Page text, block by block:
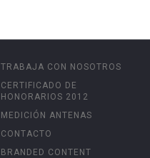
TRABAJA CON NOSOTROS
CERTIFICADO DE
HONORARIOS 2012
MEDICIÓN ANTENAS
CONTACTO
BRANDED CONTENT